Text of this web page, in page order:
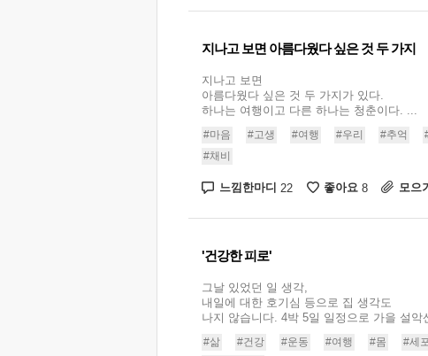
지나고 보면 아름다웠다 싶은 것 두 가지
지나고 보면
아름다웠다 싶은 것 두 가지가 있다.
하나는 여행이고 다른 하나는 청춘이다. ...
#마음 #고생 #여행 #우리 #추억
#채비
느낌한마디 22 좋아요 8 모으
'건강한 피로'
그날 있었던 일 생각,
내일에 대한 호기심 등으로 집 생각도
나지 않습니다. 4박 5일 일정으로 가을 설악
#삶 #건강 #운동 #여행 #몸 #세